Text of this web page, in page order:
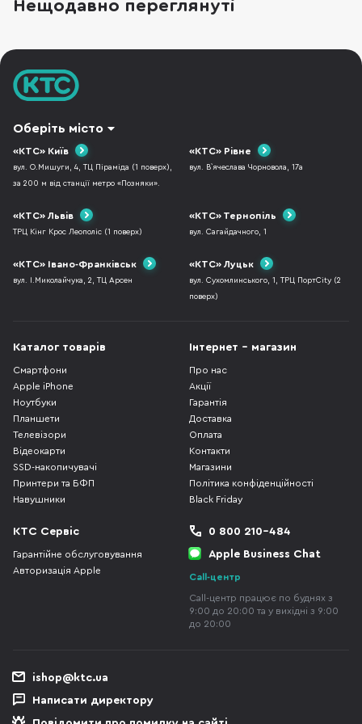
з наголів’ям, орієнтовані на щоденне
використання, музику, дзвінки, транспорт і
Нещодавно переглянуті
Оберіть місто
«КТС» Київ
вул. О.Мишуги, 4, ТЦ Піраміда (1 поверх),
за 200 м від станції метро «Позняки».
«КТС» Рівне
вул. В`ячеслава Чорновола, 17а
«КТС» Львів
ТРЦ Кінг Крос Леополіс (1 поверх)
«КТС» Тернопіль
вул. Сагайдачного, 1
«КТС» Івано-Франківськ
вул. І.Миколайчука, 2, ТЦ Арсен
«КТС» Луцьк
вул. Сухомлинського, 1, ТРЦ ПортCity (2
поверх)
Каталог товарів
Смартфони
Apple iPhone
Ноутбуки
Планшети
Телевізори
Відеокарти
SSD-накопичувачі
Принтери та БФП
Навушники
Інтернет - магазин
Про нас
Акції
Гарантія
Доставка
Оплата
Контакти
Магазини
Політика конфіденційності
Black Friday
КТС Сервіс
Гарантійне обслуговування
Авторизація Apple
0 800 210-484
Apple Business Chat
Call-центр
Call-центр працює по буднях з
9:00 до 20:00 та у вихідні з 9:00
до 20:00
ishop@ktc.ua
Написати директору